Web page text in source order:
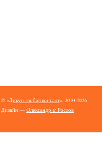
© «Дикун глобал консалт», 2010–2026
Дизайн — Олександр tr Рослов